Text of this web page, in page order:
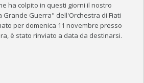
ha colpito in questi giorni il nostro
Grande Guerra" dell'Orchestra di Fiati
per domenica 11 novembre presso
è stato rinviato a data da destinarsi.